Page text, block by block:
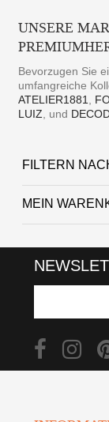
UNSERE
Bevorzugen Sie
umfangreiche
ATELIER1881,
LUIZ, und
FILTERN
MEIN